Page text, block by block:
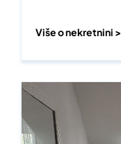
Više o nekretnini >